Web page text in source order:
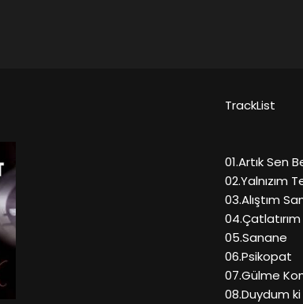
TrackList
01.Artık Sen
02.Yalnızım
03.Alıştım
04.Çatlatırım
05.Sanane
06.Psikopat
07.Gülme
08.Duydum